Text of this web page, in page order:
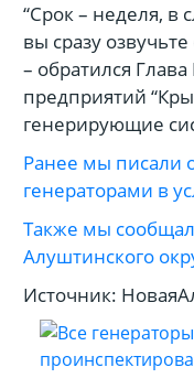
“Срок – неделя, в
вы сразу
– обратился
предприятий
генерирующие
Ранее мы писали
генераторами в
Также мы
Алуштинского
Источник: